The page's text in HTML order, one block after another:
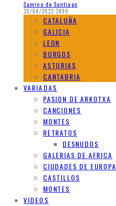
Camino de Santiago
30/04/2022 3499
CATALUÑA
GALICIA
LEON
BURGOS
ASTURIAS
CANTABRIA
VARIADAS
PASION DE ARKOTXA
CANCIONES
MONTES
RETRATOS
DESNUDOS
GALERIAS DE AFRICA
CIUDADES DE EUROPA
CASTILLOS
MONTES
VIDEOS